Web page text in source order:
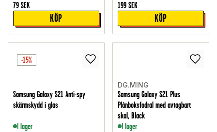
79 SEK
KÖP
199 SEK
KÖP
-15%
Samsung Galaxy S21 Anti-spy
skärmskydd i glas
I lager
DG.MING
Samsung Galaxy S21 Plus
Plånboksfodral med avtagbart
skal, Black
I lager